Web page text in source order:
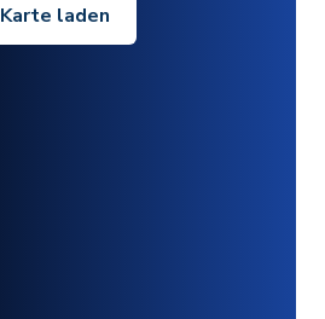
Karte laden